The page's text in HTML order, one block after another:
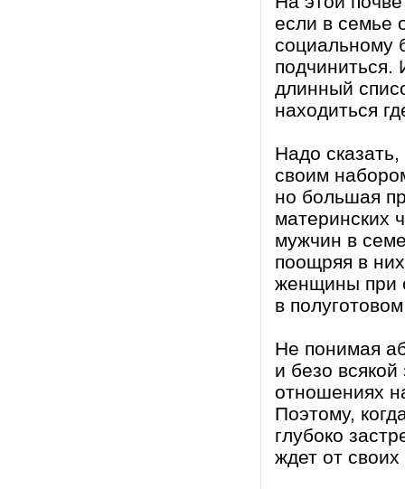
если в семье
социальному
подчиниться.
длинный
находиться
Надо
своим
но большая
материнских
мужчин в
поощряя в
женщины при
в
Не понимая
и безо
отношениях
Поэтому,
глубоко
ждет от